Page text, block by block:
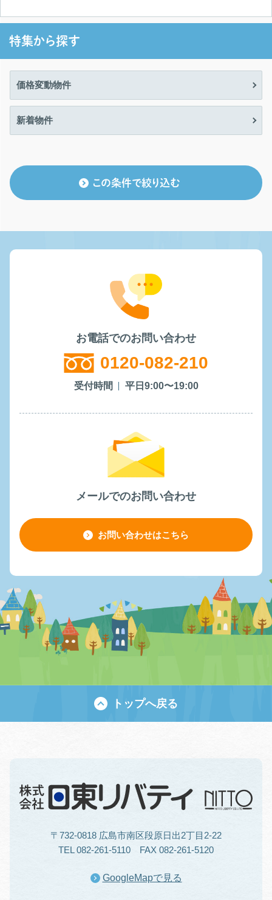
特集から探す
価格変動物件
新着物件
この条件で絞り込む
お電話でのお問い合わせ
0120-082-210
受付時間 平日9:00〜19:00
メールでのお問い合わせ
お問い合わせはこちら
トップへ戻る
〒732-0818 広島市南区段原日出2丁目2-22
TEL 082-261-5110 FAX 082-261-5120
GoogleMapで見る